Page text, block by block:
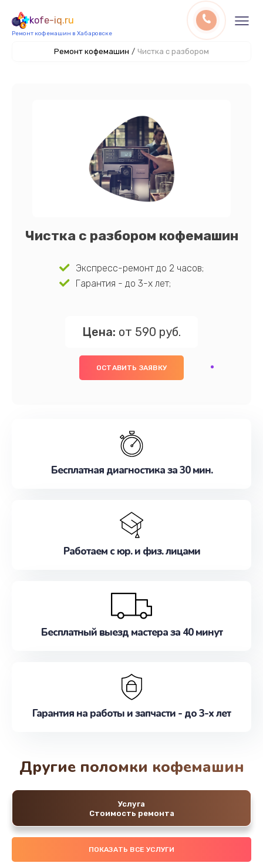
kofe-iq.ru
Ремонт кофемашин в Хабаровске
Ремонт кофемашин / Чистка с разбором
Чистка с разбором кофемашин
Экспресс-ремонт до 2 часов;
Гарантия - до 3-х лет;
Цена: от 590 руб.
ОСТАВИТЬ ЗАЯВКУ
Бесплатная диагностика за 30 мин.
Работаем с юр. и физ. лицами
Бесплатный выезд мастера за 40 минут
Гарантия на работы и запчасти - до 3-х лет
Другие поломки кофемашин
Услуга
Стоимость ремонта
ПОКАЗАТЬ ВСЕ УСЛУГИ